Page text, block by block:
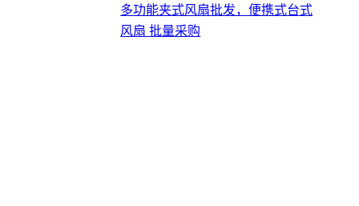
多功能夹式风扇批发，便携式台式
风扇​ 批量采购